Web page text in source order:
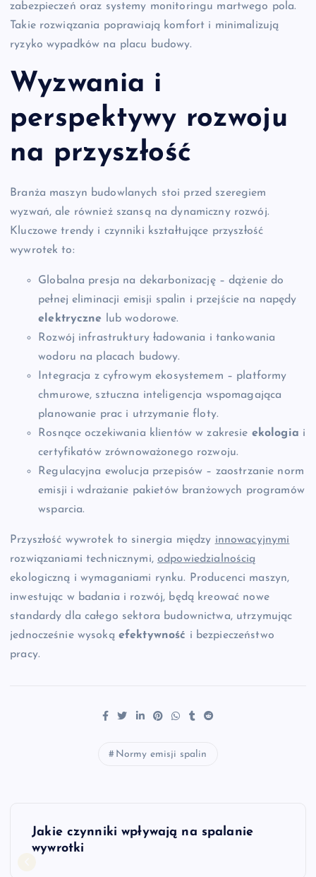
zabezpieczeń oraz systemy monitoringu martwego pola.
Takie rozwiązania poprawiają komfort i minimalizują
ryzyko wypadków na placu budowy.
Wyzwania i
perspektywy rozwoju
na przyszłość
Branża maszyn budowlanych stoi przed szeregiem
wyzwań, ale również szansą na dynamiczny rozwój.
Kluczowe trendy i czynniki kształtujące przyszłość
wywrotek to:
Globalna presja na dekarbonizację – dążenie do
pełnej eliminacji emisji spalin i przejście na napędy
elektryczne lub wodorowe.
Rozwój infrastruktury ładowania i tankowania
wodoru na placach budowy.
Integracja z cyfrowym ekosystemem – platformy
chmurowe, sztuczna inteligencja wspomagająca
planowanie prac i utrzymanie floty.
Rosnące oczekiwania klientów w zakresie ekologia i
certyfikatów zrównoważonego rozwoju.
Regulacyjna ewolucja przepisów – zaostrzanie norm
emisji i wdrażanie pakietów branżowych programów
wsparcia.
Przyszłość wywrotek to sinergia między innowacyjnymi
rozwiązaniami technicznymi,odpowiedzialnością
ekologiczną i wymaganiami rynku. Producenci maszyn,
inwestując w badania i rozwój, będą kreować nowe
standardy dla całego sektora budownictwa, utrzymując
jednocześnie wysoką efektywność i bezpieczeństwo
pracy.
Normy emisji spalin
NJakie czynniki wpływają na spalanie
wywrotki